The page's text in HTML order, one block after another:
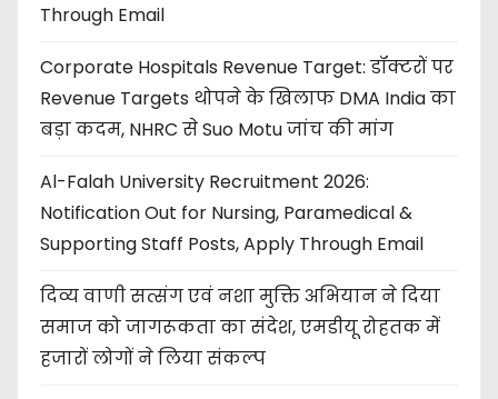
Through Email
Corporate Hospitals Revenue Target: डॉक्टरों पर
Revenue Targets थोपने के खिलाफ DMA India का
बड़ा कदम, NHRC से Suo Motu जांच की मांग
Al-Falah University Recruitment 2026:
Notification Out for Nursing, Paramedical &
Supporting Staff Posts, Apply Through Email
दिव्य वाणी सत्संग एवं नशा मुक्ति अभियान ने दिया
समाज को जागरूकता का संदेश, एमडीयू रोहतक में
हजारों लोगों ने लिया संकल्प